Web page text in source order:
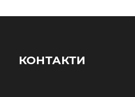
КОНТАКТИ